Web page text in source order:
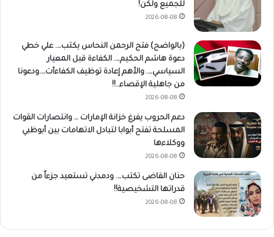
للجميع ولكن!
2026-08-08
(بالواضح) فتح الرحمن النحاس يكتب…. علي خطي
دعوة هاشم الحكيم…. الكفاءة قبل المعيار
السياسي…. والأهم إعادة توظيف الكفاءأت….ودعونا
من جاهلية الإقصاء..!!
2026-08-08
دعم الحروب يفرغ خزانة الإمارات … وانتصارات القوات
المسلحة تفتح أبوابا لتبادل الاتهامات بين أبوظبي
ووكلاءها
2026-08-08
حنان القاضى تكتب…. ودمدني تستعيد جزءاً من
قدراتها التشخيصية!!
2026-08-08